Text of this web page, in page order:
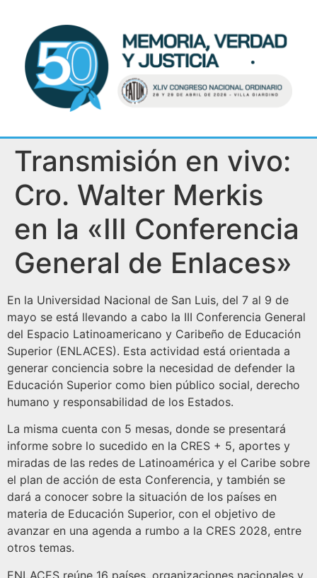
Transmisión en vivo:
Cro. Walter Merkis
en la «III Conferencia
General de Enlaces»
En la Universidad Nacional de San Luis, del 7 al 9 de
mayo se está llevando a cabo la III Conferencia General
del Espacio Latinoamericano y Caribeño de Educación
Superior (ENLACES). Esta actividad está orientada a
generar conciencia sobre la necesidad de defender la
Educación Superior como bien público social, derecho
humano y responsabilidad de los Estados.
La misma cuenta con 5 mesas, donde se presentará
informe sobre lo sucedido en la CRES + 5, aportes y
miradas de las redes de Latinoamérica y el Caribe sobre
el plan de acción de esta Conferencia, y también se
dará a conocer sobre la situación de los países en
materia de Educación Superior, con el objetivo de
avanzar en una agenda a rumbo a la CRES 2028, entre
otros temas.
ENLACES reúne 16 países, organizaciones nacionales y